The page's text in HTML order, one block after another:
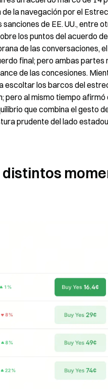
la navegación por el
de EE. UU., entre
los puntos del acuerdo
de las conversaciones,
final; pero ambas partes
de las concesiones.
escoltar los barcos del
al mismo tiempo
que combina el gesto
prudente del lado